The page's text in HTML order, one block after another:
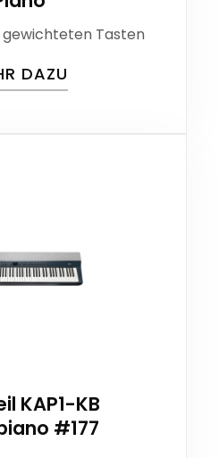
Tasten
DAZU
KAP1-KB
#177